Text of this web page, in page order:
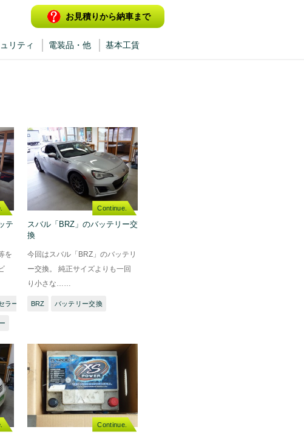
お見積りから納車まで
リティ 電装品・他 基本工賃
テ
を
ラー
Continue.
スバル「BRZ」のバッテリー交
換
今回はスバル「BRZ」のバッテリ
ー交換。 純正サイズよりも一回
り小さな……
BRZ バッテリー交換
Continue.